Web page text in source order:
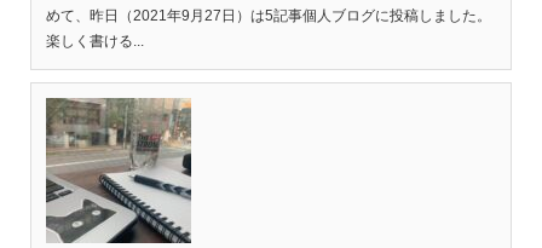
めて、昨日（2021年9月27日）は5記事個人ブログに投稿しました。
楽しく書ける...